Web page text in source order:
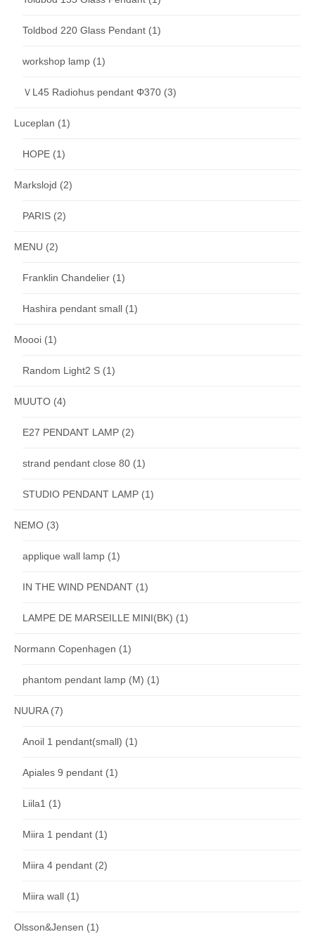
Toldbod 220 Glass Pendant (1)
workshop lamp (1)
ＶL45 Radiohus pendant Φ370 (3)
Luceplan (1)
HOPE (1)
Markslojd (2)
PARIS (2)
MENU (2)
Franklin Chandelier (1)
Hashira pendant small (1)
Moooi (1)
Random Light2 S (1)
MUUTO (4)
E27 PENDANT LAMP (2)
strand pendant close 80 (1)
STUDIO PENDANT LAMP (1)
NEMO (3)
applique wall lamp (1)
IN THE WIND PENDANT (1)
LAMPE DE MARSEILLE MINI(BK) (1)
Normann Copenhagen (1)
phantom pendant lamp (M) (1)
NUURA(7)
Anoil 1 pendant(small) (1)
Apiales 9 pendant (1)
Liila1 (1)
Miira 1 pendant (1)
Miira 4 pendant (2)
Miira wall (1)
Olsson&Jensen (1)